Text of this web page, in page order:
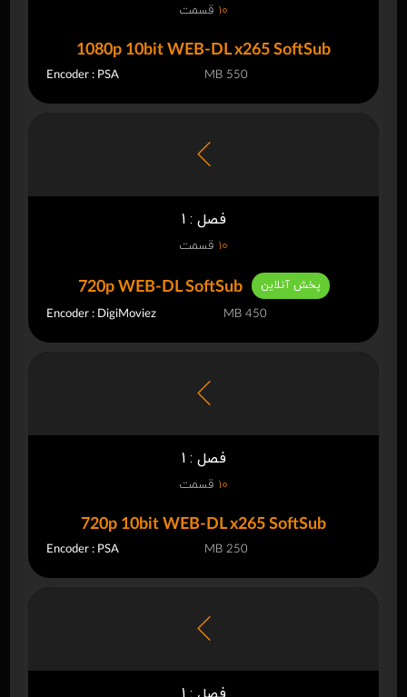
10 قسمت
1080p 10bit WEB-DL x265 SoftSub
Encoder : PSA 550 MB
فصل : 1
10 قسمت
720p WEB-DL SoftSub پخش آنلاین
Encoder : DigiMoviez 450 MB
فصل : 1
10 قسمت
720p 10bit WEB-DL x265 SoftSub
Encoder : PSA 250 MB